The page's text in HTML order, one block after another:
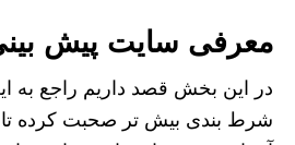
معرفی سایت پیش بینی
در این بخش قصد داریم راجع به
شرط بندی بیش تر صحبت کرده تا